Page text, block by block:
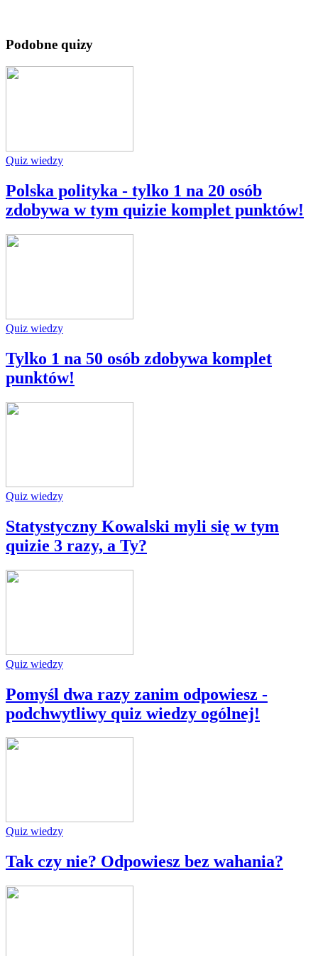
Podobne quizy
Quiz wiedzy
Polska polityka - tylko 1 na 20 osób
zdobywa w tym quizie komplet punktów!
Quiz wiedzy
Tylko 1 na 50 osób zdobywa komplet
punktów!
Quiz wiedzy
Statystyczny Kowalski myli się w tym
quizie 3 razy, a Ty?
Quiz wiedzy
Pomyśl dwa razy zanim odpowiesz -
podchwytliwy quiz wiedzy ogólnej!
Quiz wiedzy
Tak czy nie? Odpowiesz bez wahania?